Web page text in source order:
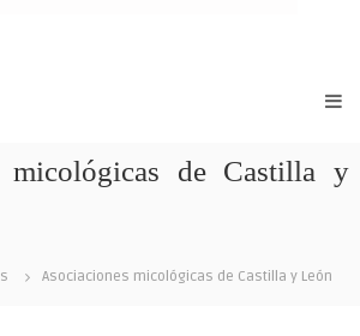
micológicas de Castilla y
Asociaciones micológicas de Castilla y León